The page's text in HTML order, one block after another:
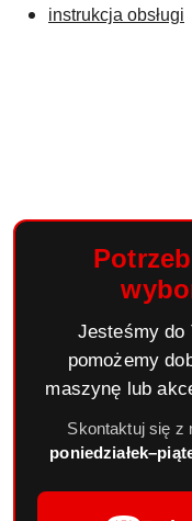
instrukcja obsługi
Jesteśmy do
pomożemy
maszynę lub
Skontaktuj się z